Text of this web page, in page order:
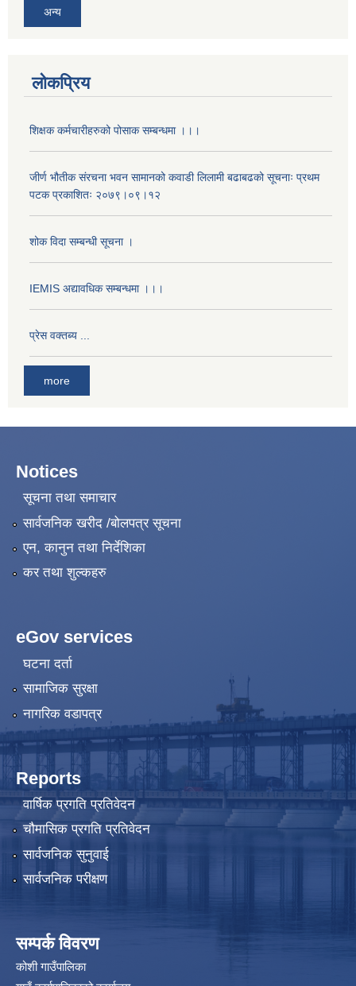
अन्य
लोकप्रिय
शिक्षक कर्मचारीहरुको पोसाक सम्बन्धमा ।।।
जीर्ण भौतीक संरचना भवन सामानको कवाडी लिलामी बढाबढको सूचनाः प्रथम
पटक प्रकाशितः २०७९।०९।१२
शोक विदा सम्बन्धी सूचना ।
IEMIS अद्यावधिक सम्बन्धमा ।।।
प्रेस वक्तब्य ...
more
Notices
सूचना तथा समाचार
सार्वजनिक खरीद /बोलपत्र सूचना
एन, कानुन तथा निर्देशिका
कर तथा शुल्कहरु
eGov services
घटना दर्ता
सामाजिक सुरक्षा
नागरिक वडापत्र
Reports
वार्षिक प्रगति प्रतिवेदन
चौमासिक प्रगति प्रतिवेदन
सार्वजनिक सुनुवाई
सार्वजनिक परीक्षण
सम्पर्क विवरण
कोशी गाउँपालिका